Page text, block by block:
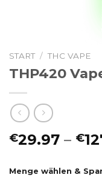
START / THC VAPE
THP420
€29.97 – €
Menge wählen &